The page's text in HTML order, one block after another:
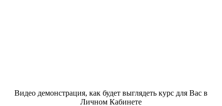
Видео демонстрация, как будет выглядеть курс для Вас в
Личном Кабинете